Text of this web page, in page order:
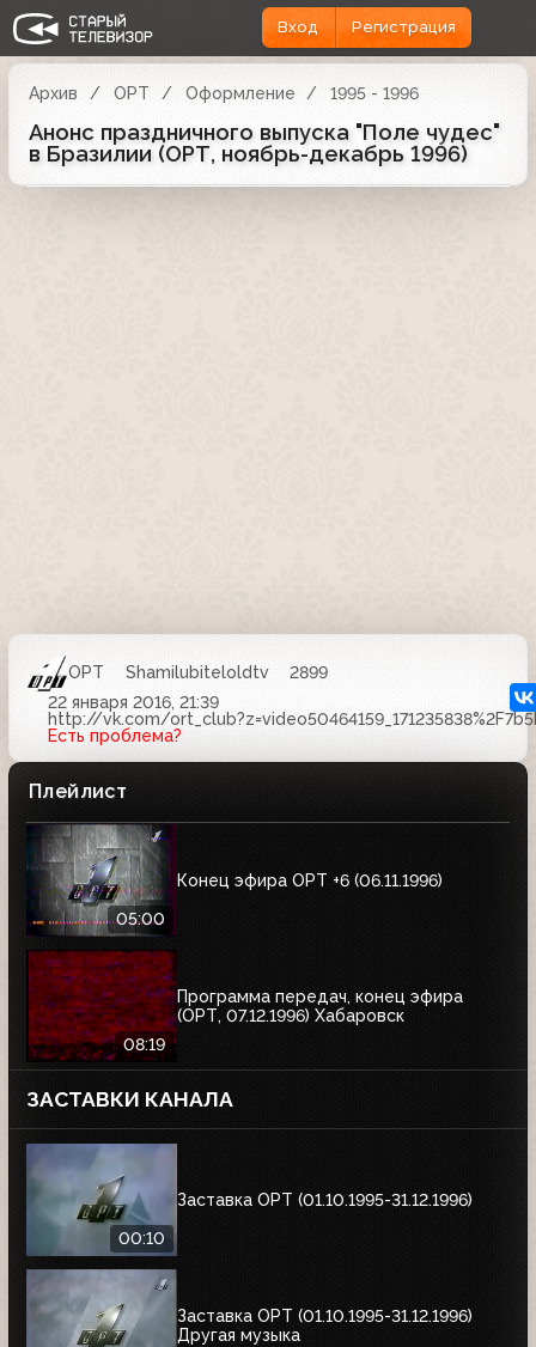
Вход Регистрация
Архив ОРТ Оформление 1995 - 1996
Анонс праздничного выпуска "Поле чудес"
в Бразилии (ОРТ, ноябрь-декабрь 1996)
ОРТ Shamilubiteloldtv
2899
22 января 2016, 21:39
http://vk.com/
Есть проблема?
Плейлист
05:00
Конец эфира ОРТ +6 (06.11.1996)
08:19
Программа передач, конец эфира
(ОРТ, 07.12.1996) Хабаровск
ЗАСТАВКИ КАНАЛА
00:10
Заставка ОРТ (01.10.1995-31.12.1996)
Заставка ОРТ (01.10.1995-31.12.1996)
Другая музыка